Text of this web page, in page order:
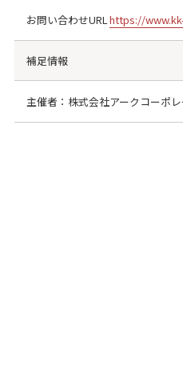
お問い合わせURLhttps://
補足情報
主催者：株式会社アークコーポ